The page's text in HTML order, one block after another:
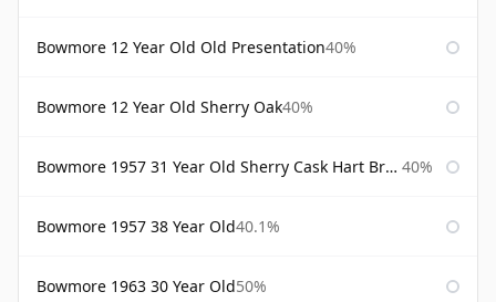
Bowmore 12 Year Old Old Presentation40%
Bowmore 12 Year Old Sherry Oak40%
Bowmore 1957 31 Year Old Sherry Cask Hart Brothers 40%
Bowmore 1957 38 Year Old40.1%
Bowmore 1963 30 Year Old50%